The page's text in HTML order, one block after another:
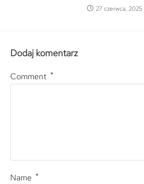
27 czerwca, 2025
Dodaj komentarz
Comment *
Name *